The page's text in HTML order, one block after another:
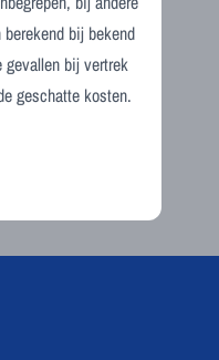
bij bekend
gevallen bij vertrek
geschatte kosten.